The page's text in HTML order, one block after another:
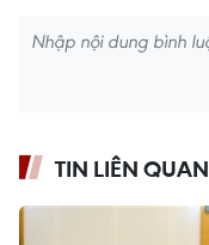
TIN LIÊN QUAN